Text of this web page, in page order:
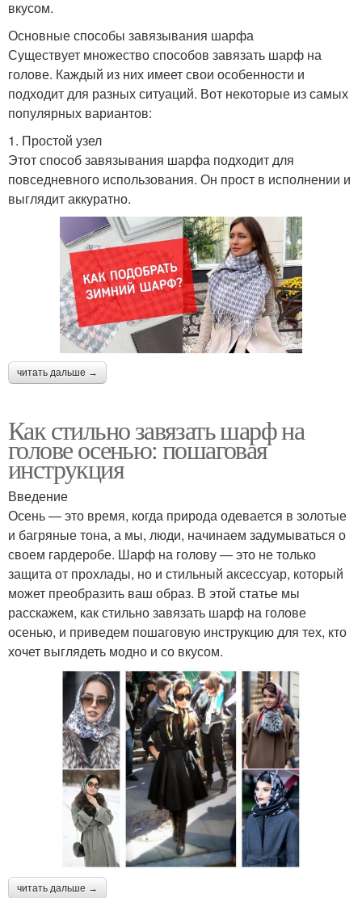
вкусом.
Основные способы завязывания шарфа
Существует множество способов завязать шарф на
голове. Каждый из них имеет свои особенности и
подходит для разных ситуаций. Вот некоторые из самых
популярных вариантов:
1. Простой узел
Этот способ завязывания шарфа подходит для
повседневного использования. Он прост в исполнении и
выглядит аккуратно.
читать дальше →
Как стильно завязать шарф на
голове осенью: пошаговая
инструкция
Введение
Осень — это время, когда природа одевается в золотые
и багряные тона, а мы, люди, начинаем задумываться о
своем гардеробе. Шарф на голову — это не только
защита от прохлады, но и стильный аксессуар, который
может преобразить ваш образ. В этой статье мы
расскажем, как стильно завязать шарф на голове
осенью, и приведем пошаговую инструкцию для тех, кто
хочет выглядеть модно и со вкусом.
читать дальше →